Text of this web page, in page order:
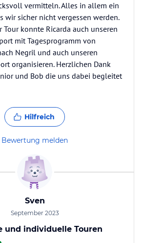
vermitteln. Alles in allem ein
wir sicher nicht vergessen werden.
Tour konnte Ricarda auch unseren
mit Tagesprogramm von
Negril und auch unseren
organisieren. Herzlichen Dank
und Bob die uns dabei begleitet
Hilfreich
Bewertung melden
Sven
September 2023
und individuelle Touren